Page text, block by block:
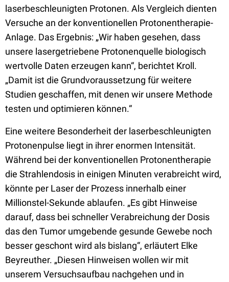
laserbeschleunigten Protonen. Als Vergleich dienten
Versuche an der konventionellen Protonentherapie-
Anlage. Das Ergebnis: „Wir haben gesehen, dass
unsere lasergetriebene Protonenquelle biologisch
wertvolle Daten erzeugen kann“, berichtet Kroll.
„Damit ist die Grundvoraussetzung für weitere
Studien geschaffen, mit denen wir unsere Methode
testen und optimieren können.“
Eine weitere Besonderheit der laserbeschleunigten
Protonenpulse liegt in ihrer enormen Intensität.
Während bei der konventionellen Protonentherapie
die Strahlendosis in einigen Minuten verabreicht wird,
könnte per Laser der Prozess innerhalb einer
Millionstel-Sekunde ablaufen. „Es gibt Hinweise
darauf, dass bei schneller Verabreichung der Dosis
das den Tumor umgebende gesunde Gewebe noch
besser geschont wird als bislang“, erläutert Elke
Beyreuther. „Diesen Hinweisen wollen wir mit
unserem Versuchsaufbau nachgehen und in